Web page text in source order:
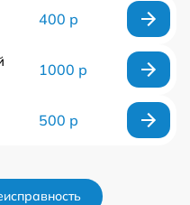
400 р
1000 р
500 р